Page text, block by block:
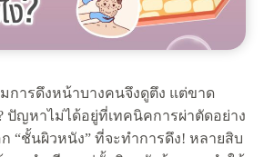
การดึงหน้าบางคนจึงดูตึง แต่ขาด
ปัญหาไม่ได้อยู่ที่เทคนิคการผ่าตัดอย่าง
ก “ชั้นผิวหนัง” ที่จะทำการดึง! หลายสิบ